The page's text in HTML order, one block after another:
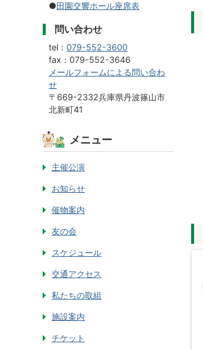
●田園交響ホール座席表
問い合わせ
tel： 079-552-3600
fax：079-552-3646
メールフォームによる問い合わ
せ
〒669-2332兵庫県丹波篠山市
北新町41
メニュー
主催公演
お知らせ
催物案内
友の会
スケジュール
交通アクセス
私たちの取組
施設案内
チケット